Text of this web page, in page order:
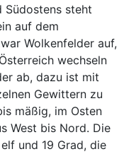
Südostens steht
auf dem
Wolkenfelder auf,
wechseln
ab, dazu ist mit
Gewittern zu
mäßig, im Osten
West bis Nord. Die
und 19 Grad, die